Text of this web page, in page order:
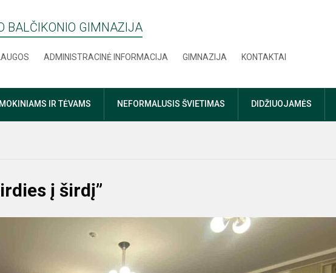
BALČIKONIO GIMNAZIJA
ADMINISTRACINĖ INFORMACIJA GIMNAZIJA KONTAKTAI
IR TĖVAMS NEFORMALUSIS ŠVIETIMAS DIDŽIUOJAMĖS
į širdį”